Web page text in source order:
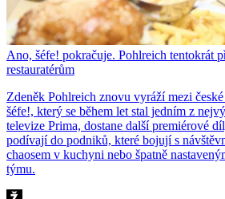
Ano, šéfe! pokračuje. Pohlreich tentokrát
restauratérům
Zdeněk Pohlreich znovu vyráží mezi
šéfe!, který se během let stal jedním z
televize Prima, dostane další premiérové
podívají do podniků, které bojují s
chaosem v kuchyni nebo špatně
týmu.